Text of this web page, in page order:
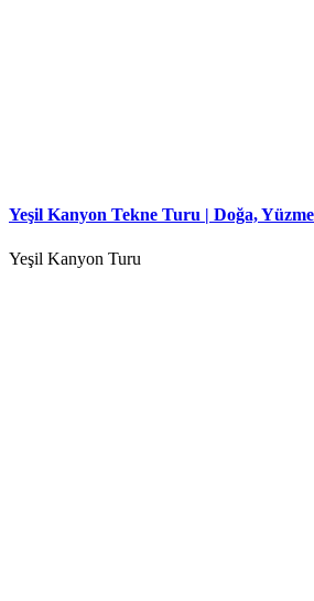
Yeşil Kanyon Tekne Turu | Doğa,
Yeşil Kanyon Turu